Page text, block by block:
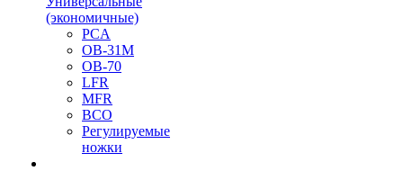
(экономичные)
PCA
ОВ-31М
OB-70
LFR
MFR
ВСО
Регулируемые
ножки